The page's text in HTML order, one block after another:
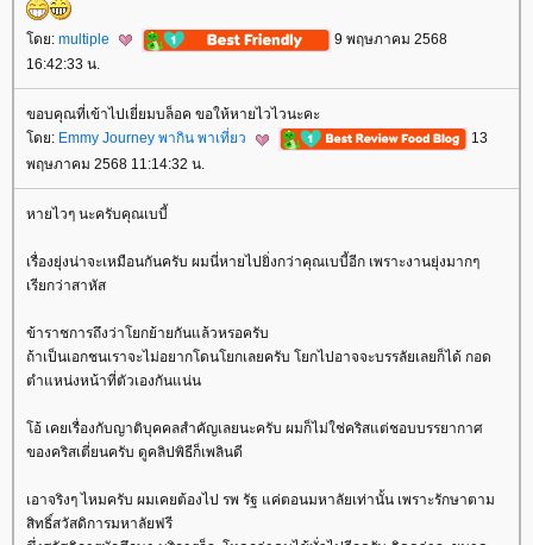
ดย: multiple
9 พฤษภาคม 2568
16:42:33 น.
ขอบคุณที่เข้าไปเยี่ยมบล็อค ขอให้หายไวไวนะคะ
ดย: Emmy Journey พากิน พาเที่ยว
13
พฤษภาคม 2568 11:14:32 น.
หายไวๆ นะครับคุณเบบี้
เรื่องยุ่งน่าจะเหมือนกันครับ ผมนี่หายไปยิ่งกว่าคุณเบบี้อีก เพราะงานยุ่งมากๆ
เรียกว่าสาหัส
ข้าราชการถึงว่าโยกย้ายกันแล้วหรอครับ
ถ้าเป็นเอกชนเราจะไม่อยากโดนโยกเลยครับ โยกไปอาจจะบรรลัยเลยก็ได้ กอด
ตำแหน่งหน้าที่ตัวเองกันแน่น
อ้ เคยเรื่องกับญาติบุคคลสำคัญเลยนะครับ ผมก็ไม่ใช่คริสแต่ชอบบรรยากาศ
ของคริสเตี่ยนครับ ดูคลิปพิธีก็เพลินดี
เอาจริงๆ ไหมครับ ผมเคยต้องไป รพ รัฐ แค่ตอนมหาลัยเท่านั้น เพราะรักษาตาม
สิทธิ์สวัสดิการมหาลัยฟรี